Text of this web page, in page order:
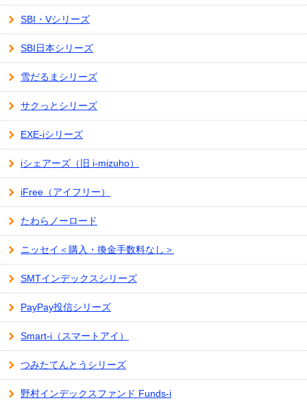
SBI・Vシリーズ
SBI日本シリーズ
雪だるまシリーズ
サクっとシリーズ
EXE-iシリーズ
iシェアーズ（旧 i-mizuho）
iFree（アイフリー）
たわらノーロード
ニッセイ＜購入・換金手数料なし＞
SMTインデックスシリーズ
PayPay投信シリーズ
Smart-i（スマートアイ）
つみたてんとうシリーズ
野村インデックスファンド Funds-i